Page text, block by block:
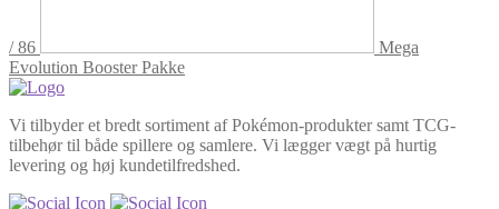
/ 86
Mega
Evolution Booster Pakke
Vi tilbyder et bredt sortiment af Pokémon-produkter samt TCG-
tilbehør til både spillere og samlere. Vi lægger vægt på hurtig
levering og høj kundetilfredshed.